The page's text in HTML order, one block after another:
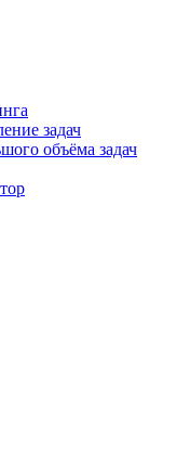
задач
объёма задач